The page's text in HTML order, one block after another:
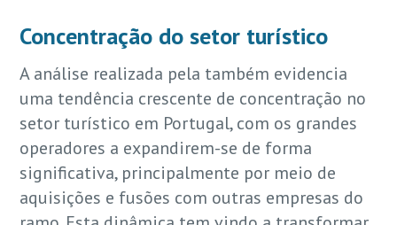
Concentração do setor turístico
A análise realizada pela também evidencia
uma tendência crescente de concentração no
setor turístico em Portugal, com os grandes
operadores a expandirem-se de forma
significativa, principalmente por meio de
aquisições e fusões com outras empresas do